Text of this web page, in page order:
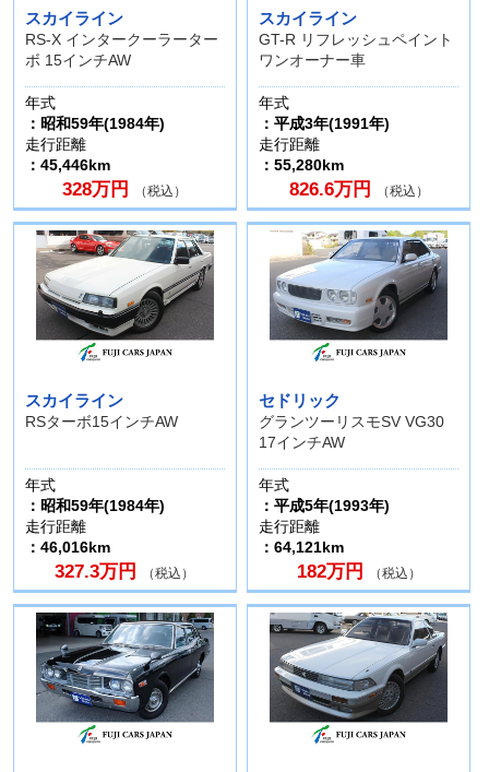
スカイライン
RS-X インタークーラーター
ボ 15インチAW
年式
：昭和59年(1984年)
走行距離
：45,446km
328万円 （税込）
スカイライン
GT-R リフレッシュペイント
ワンオーナー車
年式
：平成3年(1991年)
走行距離
：55,280km
826.6万円 （税込）
スカイライン
RSターボ15インチAW
年式
：昭和59年(1984年)
走行距離
：46,016km
327.3万円 （税込）
セドリック
グランツーリスモSV VG30
17インチAW
年式
：平成5年(1993年)
走行距離
：64,121km
182万円 （税込）